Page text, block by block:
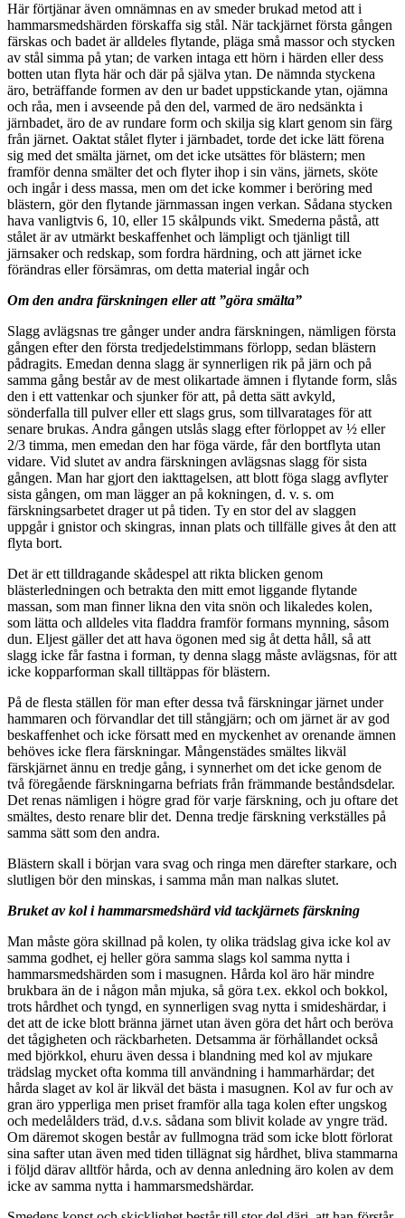
Här förtjänar även omnämnas en av smeder brukad metod att i
hammarsmedshärden förskaffa sig stål. När tackjärnet första gången
färskas och badet är alldeles flytande, pläga små massor och stycken
av stål simma på ytan; de varken intaga ett hörn i härden eller dess
botten utan flyta här och där på själva ytan. De nämnda styckena
äro, beträffande formen av den ur badet uppstickande ytan, ojämna
och råa, men i avseende på den del, varmed de äro nedsänkta i
järnbadet, äro de av rundare form och skilja sig klart genom sin färg
från järnet. Oaktat stålet flyter i järnbadet, torde det icke lätt förena
sig med det smälta järnet, om det icke utsättes för blästern; men
framför denna smälter det och flyter ihop i sin väns, järnets, sköte
och ingår i dess massa, men om det icke kommer i beröring med
blästern, gör den flytande järnmassan ingen verkan. Sådana stycken
hava vanligtvis 6, 10, eller 15 skålpunds vikt. Smederna påstå, att
stålet är av utmärkt beskaffenhet och lämpligt och tjänligt till
järnsaker och redskap, som fordra härdning, och att järnet icke
förändras eller försämras, om detta material ingår och
Om den andra färskningen eller att ”göra smälta”
Slagg avlägsnas tre gånger under andra färskningen, nämligen första
gången efter den första tredjedelstimmans förlopp, sedan blästern
pådragits. Emedan denna slagg är synnerligen rik på järn och på
samma gång består av de mest olikartade ämnen i flytande form, slås
den i ett vattenkar och sjunker för att, på detta sätt avkyld,
sönderfalla till pulver eller ett slags grus, som tillvaratages för att
senare brukas. Andra gången utslås slagg efter förloppet av ½ eller
2/3 timma, men emedan den har föga värde, får den bortflyta utan
vidare. Vid slutet av andra färskningen avlägsnas slagg för sista
gången. Man har gjort den iakttagelsen, att blott föga slagg avflyter
sista gången, om man lägger an på kokningen, d. v. s. om
färskningsarbetet drager ut på tiden. Ty en stor del av slaggen
uppgår i gnistor och skingras, innan plats och tillfälle gives åt den att
flyta bort.
Det är ett tilldragande skådespel att rikta blicken genom
blästerledningen och betrakta den mitt emot liggande flytande
massan, som man finner likna den vita snön och likaledes kolen,
som lätta och alldeles vita fladdra framför formans mynning, såsom
dun. Eljest gäller det att hava ögonen med sig åt detta håll, så att
slagg icke får fastna i forman, ty denna slagg måste avlägsnas, för att
icke kopparforman skall tilltäppas för blästern.
På de flesta ställen för man efter dessa två färskningar järnet under
hammaren och förvandlar det till stångjärn; och om järnet är av god
beskaffenhet och icke försatt med en myckenhet av orenande ämnen
behöves icke flera färskningar. Mångenstädes smältes likväl
färskjärnet ännu en tredje gång, i synnerhet om det icke genom de
två föregående färskningarna befriats från främmande beståndsdelar.
Det renas nämligen i högre grad för varje färskning, och ju oftare det
smältes, desto renare blir det. Denna tredje färskning verkställes på
samma sätt som den andra.
Blästern skall i början vara svag och ringa men därefter starkare, och
slutligen bör den minskas, i samma mån man nalkas slutet.
Bruket av kol i hammarsmedshärd vid tackjärnets färskning
Man måste göra skillnad på kolen, ty olika trädslag giva icke kol av
samma godhet, ej heller göra samma slags kol samma nytta i
hammarsmedshärden som i masugnen. Hårda kol äro här mindre
brukbara än de i någon mån mjuka, så göra t.ex. ekkol och bokkol,
trots hårdhet och tyngd, en synnerligen svag nytta i smideshärdar, i
det att de icke blott bränna järnet utan även göra det hårt och beröva
det tågigheten och räckbarheten. Detsamma är förhållandet också
med björkkol, ehuru även dessa i blandning med kol av mjukare
trädslag mycket ofta komma till användning i hammarhärdar; det
hårda slaget av kol är likväl det bästa i masugnen. Kol av fur och av
gran äro ypperliga men priset framför alla taga kolen efter ungskog
och medelålders träd, d.v.s. sådana som blivit kolade av yngre träd.
Om däremot skogen består av fullmogna träd som icke blott förlorat
sina safter utan även med tiden tillägnat sig hårdhet, bliva stammarna
i följd därav alltför hårda, och av denna anledning äro kolen av dem
icke av samma nytta i hammarsmedshärdar.